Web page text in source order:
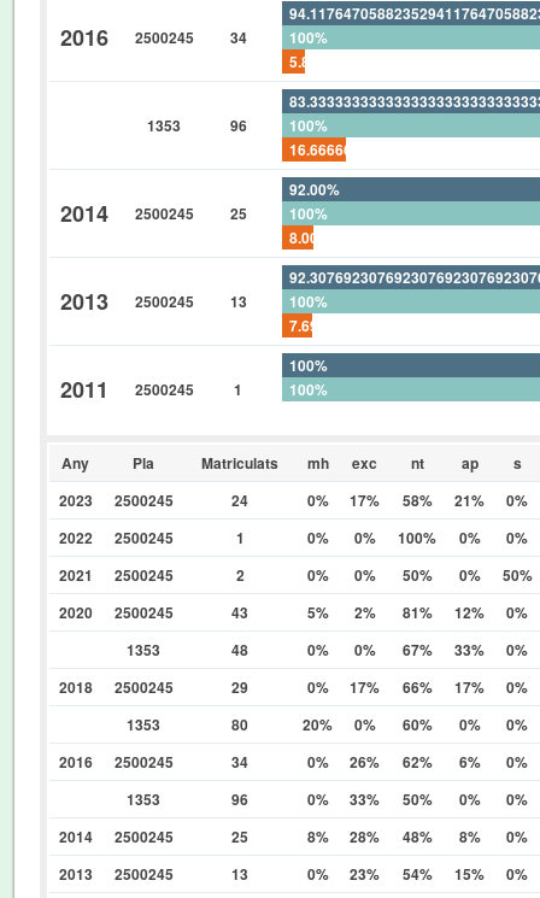
2016 2500245 34
100%
1353 96
100%
2014 2500245 25
92.00%
100%
8.00%
2013 2500245 13
100%
2011 2500245 1
100%
100%
Any Pla Matriculats mh exc nt ap
s
2023
2500245 24 0% 17% 58% 21%
0%
2022
2500245 1 0% 0% 100% 0%
0%
2021
2500245 2 0% 0% 50% 0%
50%
2020
2500245 43 5% 2% 81% 12%
0%
1353
48 0% 0% 67% 33%
0%
2018
2500245 29 0% 17% 66% 17%
0%
1353
80 20% 0% 60% 0%
0%
2016
2500245 34 0% 26% 62% 6%
0%
1353
96 0% 33% 50% 0%
0%
2014
2500245 25 8% 28% 48% 8%
0%
2013
2500245 13 0% 23% 54% 15%
0%